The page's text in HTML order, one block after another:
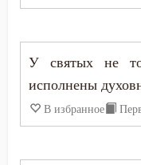
Сокрушение
Состояние души
У святых не
исполнены
В избранное